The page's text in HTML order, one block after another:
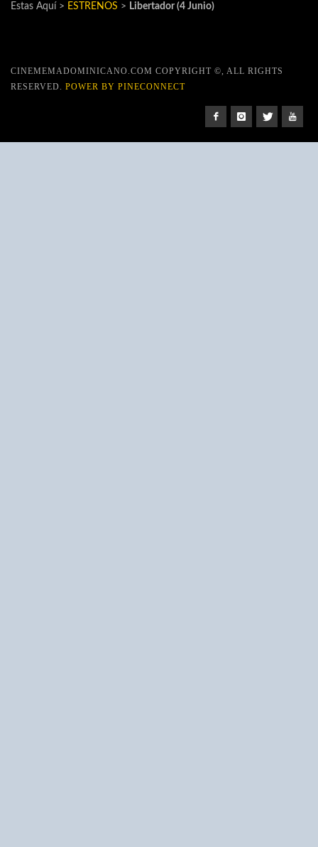
Estas Aquí > ESTRENOS > Libertador (4 Junio)
CINEMEMADOMINICANO.COM COPYRIGHT ©, ALL RIGHTS
RESERVED. POWER BY PINECONNECT